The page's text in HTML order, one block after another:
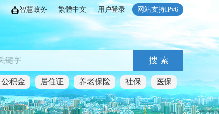
| 智慧政务| 繁體中文| 用户登录 网站支持IPv6
搜 索
公积金 居住证 养老保险 社保 医保